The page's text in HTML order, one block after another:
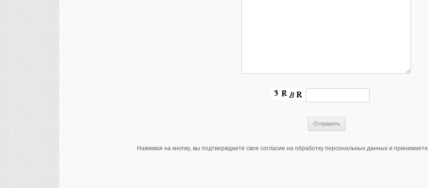
Нажимая на кнопку, вы подтверждаете свое согласие на обработку персональных данных и принимаете